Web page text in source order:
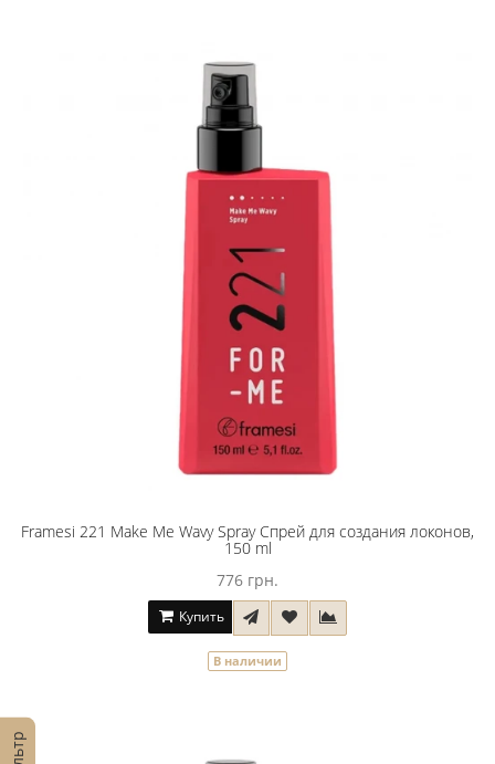
Framesi 221 Make Me Wavy Spray Спрей для создания локонов,
150 ml
776 грн.
Купить
В наличии